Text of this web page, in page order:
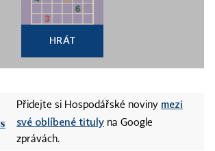
HRÁT
Přidejte si Hospodářské noviny mezi
své oblíbené tituly na Google
zprávách.